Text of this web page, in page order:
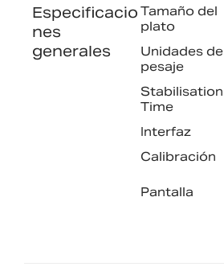
Especificacio
nes
generales
Tamaño del
plato
Unidades de
pesaje
Stabilisation
Time
Interfaz
Calibración
Pantalla